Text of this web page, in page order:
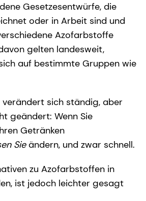
Gesetzesentwürfe, die
oder in Arbeit sind und
Azofarbstoffe
gelten landesweit,
auf bestimmte Gruppen wie
sich ständig, aber
geändert: Wenn Sie
Getränken
Sieändern, und zwar schnell.
zu Azofarbstoffen in
ist jedoch leichter gesagt